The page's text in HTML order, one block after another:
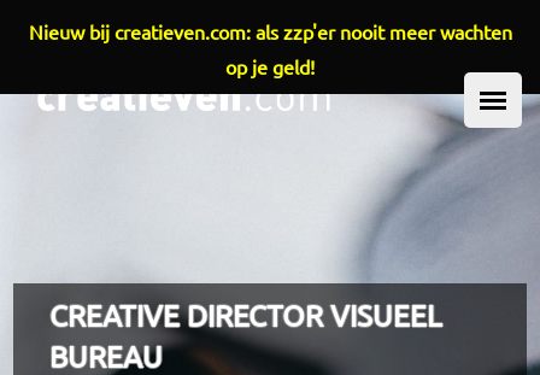
Overslaan en naar de inhoud gaan
CREATIVE DIRECTOR VISUEEL
BUREAU
Nieuw bij creatieven.com: als zzp'er nooit meer wachten
op je geld!